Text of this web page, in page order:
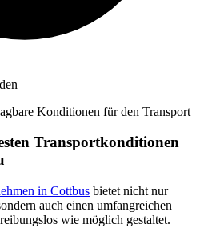
Konditionen für den Transport
Transportkonditionen
in Cottbus bietet nicht nur
auch einen umfangreichen
wie möglich gestaltet.